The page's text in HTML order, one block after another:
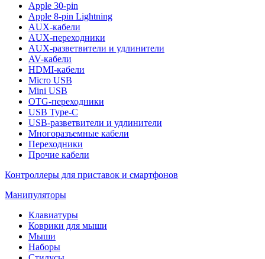
Apple 30-pin
Apple 8-pin Lightning
AUX-кабели
AUX-переходники
AUX-разветвители и удлинители
AV-кабели
HDMI-кабели
Micro USB
Mini USB
OTG-переходники
USB Type-C
USB-разветвители и удлинители
Многоразъемные кабели
Переходники
Прочие кабели
Контроллеры для приставок и смартфонов
Манипуляторы
Клавиатуры
Коврики для мыши
Мыши
Наборы